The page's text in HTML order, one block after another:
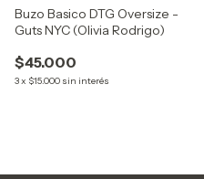
Buzo Basico DTG Oversize -
Guts NYC (Olivia Rodrigo)
$45.000
3x $15.000 sin interés